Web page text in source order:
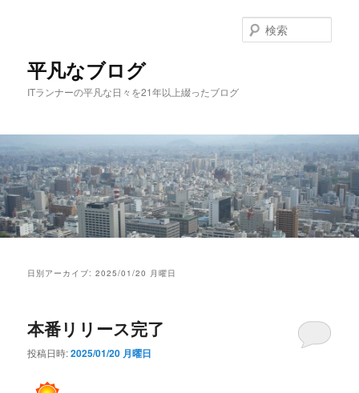
移
動
動
平凡なブログ
ITランナーの平凡な日々を21年以上綴ったブログ
索
日別アーカイブ:2025/01/20 月曜日
本番リリース完了
投稿日時:2025/01/20 月曜日